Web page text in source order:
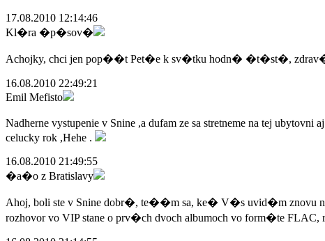
17.08.2010 12:14:46
Kl�ra �p�sov�
Achojky, chci jen pop��t Pet�e k sv�tku hodn� �t�st�,
16.08.2010 22:49:21
Emil Mefisto
Nadherne vystupenie v Snine ,a dufam ze sa stretneme na tej
celucky rok ,Hehe .
16.08.2010 21:49:55
�a�o z Bratislavy
Ahoj, boli ste v Snine dobr�, te��m sa, ke� V�s uvid�m znovu
rozhovor vo VIP stane o prv�ch dvoch albumoch vo form�te FLAC,